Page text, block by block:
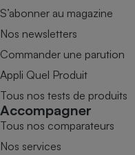
S’abonner au magazine
Nos newsletters
Commander une parution
Appli Quel Produit
Tous nos tests de produits
Accompagner
Tous nos comparateurs
Nos services